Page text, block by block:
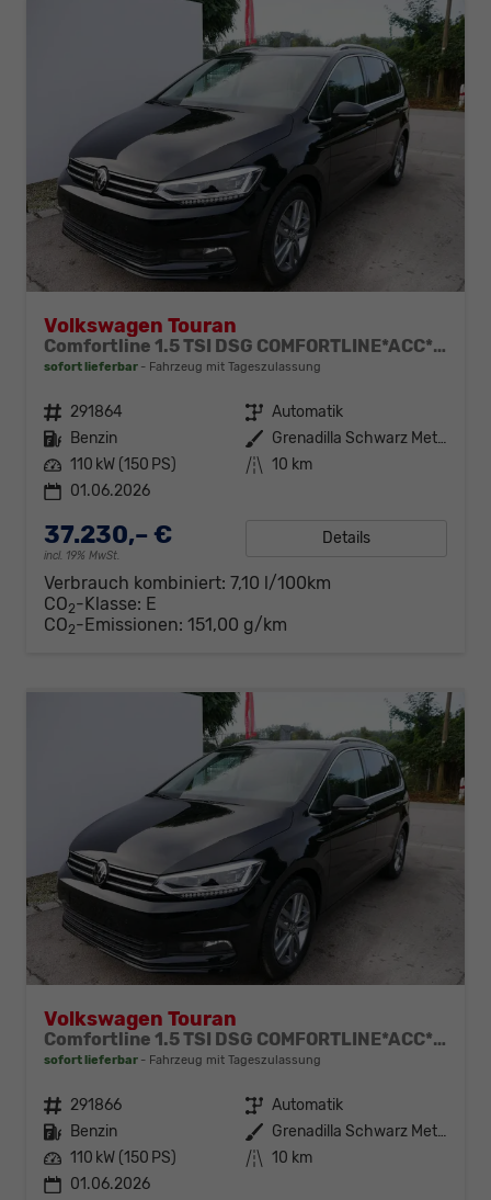
Volkswagen Touran
Comfortline 1.5 TSI DSG COMFORTLINE*ACC*LED*PDC*KAMERA*NAVI*SHZ* 7-SITZER 17-ZOLL
sofort lieferbar Fahrzeug mit Tageszulassung
Fahrzeugnr. 291864 Getriebe Automatik
Kraftstoff Benzin Außenfarbe
Grenadilla Schwarz Metallic
Leistung 110 kW (150 PS) Kilometerstand 10 km
01.06.2026
37.230,– €
incl. 19% MwSt.
Details
Verbrauch kombiniert: 7,10 l/100km
CO2-Klasse: E
CO2-Emissionen: 151,00 g/km
Volkswagen Touran
Comfortline 1.5 TSI DSG COMFORTLINE*ACC*LED*PDC*KAMERA*NAVI*SHZ* 7-SITZER 17-ZOLL
sofort lieferbar Fahrzeug mit Tageszulassung
Fahrzeugnr. 291866 Getriebe Automatik
Kraftstoff Benzin Außenfarbe
Grenadilla Schwarz Metallic
Leistung 110 kW (150 PS) Kilometerstand 10 km
01.06.2026